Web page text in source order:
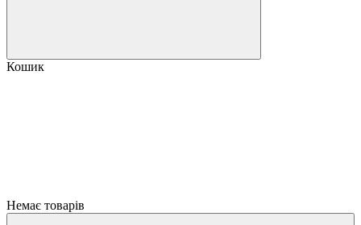
Кошик
Немає товарів